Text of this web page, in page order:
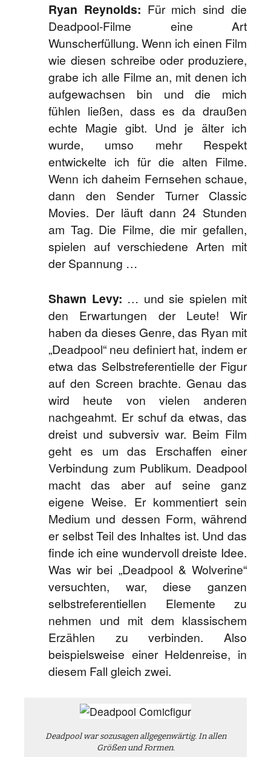
Ryan Reynolds: Für mich sind die
Deadpool-Filme eine Art
Wunscherfüllung. Wenn ich einen Film
wie diesen schreibe oder produziere,
grabe ich alle Filme an, mit denen ich
aufgewachsen bin und die mich
fühlen ließen, dass es da draußen
echte Magie gibt. Und je älter ich
wurde, umso mehr Respekt
entwickelte ich für die alten Filme.
Wenn ich daheim Fernsehen schaue,
dann den Sender Turner Classic
Movies. Der läuft dann 24 Stunden
am Tag. Die Filme, die mir gefallen,
spielen auf verschiedene Arten mit
der Spannung …
Shawn Levy: … und sie spielen mit
den Erwartungen der Leute! Wir
haben da dieses Genre, das Ryan mit
„Deadpool“ neu definiert hat, indem er
etwa das Selbstreferentielle der Figur
auf den Screen brachte. Genau das
wird heute von vielen anderen
nachgeahmt. Er schuf da etwas, das
dreist und subversiv war. Beim Film
geht es um das Erschaffen einer
Verbindung zum Publikum. Deadpool
macht das aber auf seine ganz
eigene Weise. Er kommentiert sein
Medium und dessen Form, während
er selbst Teil des Inhaltes ist. Und das
finde ich eine wundervoll dreiste Idee.
Was wir bei „Deadpool & Wolverine“
versuchten, war, diese ganzen
selbstreferentiellen Elemente zu
nehmen und mit dem klassischem
Erzählen zu verbinden. Also
beispielsweise einer Heldenreise, in
diesem Fall gleich zwei.
Deadpool war sozusagen allgegenwärtig. In allen
Größen und Formen.